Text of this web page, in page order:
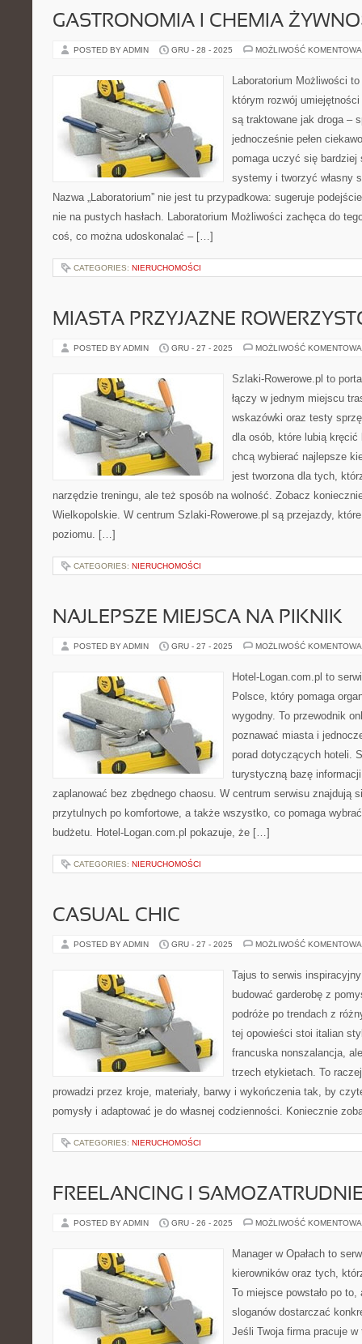
GASTRONOMIA I CHEMIA
POSTED BY ADMIN GRU - 28 - 2025 MOŻLIWOŚĆ
Laboratorium Możliwości
którym rozwój
są traktowane jak droga –
jednocześnie pełen
pomaga uczyć się bardziej
systemy i tworzyć własny
Nazwa „Laboratorium” nie jest tu przypadkowa: sugeruje
nie na pustych hasłach. Laboratorium Możliwości zachęca do
coś, co można udoskonalać – […]
CATEGORIES: NIERUCHOMOŚCI
MIASTA PRZYJAZNE
POSTED BY ADMIN GRU - 27 - 2025 MOŻLIWOŚĆ
Szlaki-Rowerowe.pl to
łączy w jednym miejscu
wskazówki oraz testy
dla osób, które lubią
chcą wybierać najlepsze
jest tworzona dla tych,
narzędzie treningu, ale też sposób na wolność. Zobacz
Wielkopolskie. W centrum Szlaki-Rowerowe.pl są przejazdy,
poziomu. […]
CATEGORIES: NIERUCHOMOŚCI
NAJLEPSZE MIEJSCA NA PIKNIK
POSTED BY ADMIN GRU - 27 - 2025 MOŻLIWOŚĆ
Hotel-Logan.com.pl to
Polsce, który pomaga
wygodny. To przewodnik
poznawać miasta i
porad dotyczących hoteli.
turystyczną bazę
zaplanować bez zbędnego chaosu. W centrum serwisu znajdują
przytulnych po komfortowe, a także wszystko, co pomaga
budżetu. Hotel-Logan.com.pl pokazuje, że […]
CATEGORIES: NIERUCHOMOŚCI
CASUAL CHIC
POSTED BY ADMIN GRU - 27 - 2025 MOŻLIWOŚĆ
Tajus to serwis
budować garderobę z
podróże po trendach z
tej opowieści stoi italian
francuska nonszalancja,
trzech etykietach. To
prowadzi przez kroje, materiały, barwy i wykończenia tak, by
pomysły i adaptować je do własnej codzienności. Koniecznie
CATEGORIES: NIERUCHOMOŚCI
FREELANCING I
POSTED BY ADMIN GRU - 26 - 2025 MOŻLIWOŚĆ
Manager w Opałach to
kierowników oraz tych,
To miejsce powstało po
sloganów dostarczać
Jeśli Twoja firma pracuje